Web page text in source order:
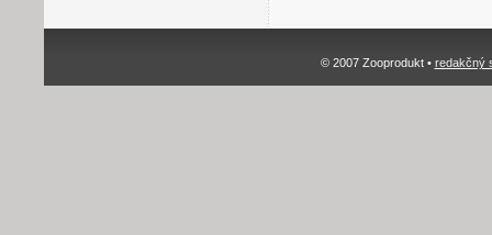
© 2007 Zooprodukt • redakčný